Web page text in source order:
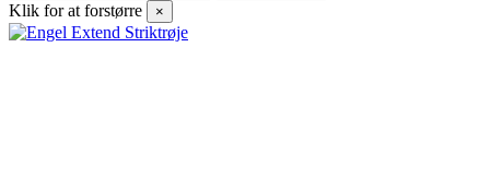
Klik for at forstørre ×